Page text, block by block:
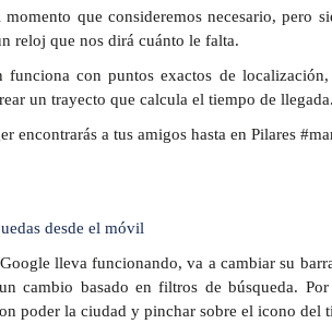
que consideremos necesario, pero
reloj que nos dirá cuánto le falta.
con puntos exactos de
un trayecto que calcula el tiempo de llegada.
encontrarás a tus amigos hasta en Pilares
desde el móvil
lleva funcionando, va a cambiar su
cambio basado en filtros de búsqueda.
poder la ciudad y pinchar sobre el icono del